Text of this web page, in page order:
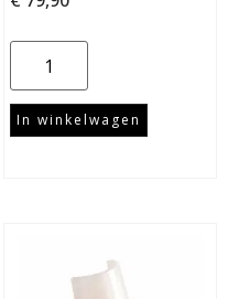
In winkelwagen